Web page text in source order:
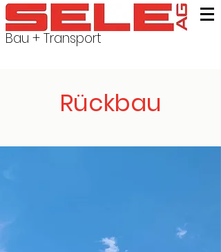
Bau + Transport
Rückbau